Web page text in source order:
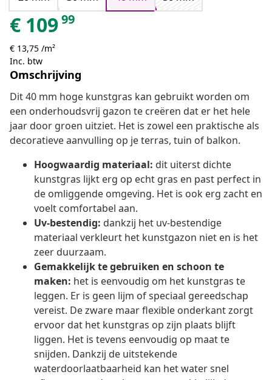
€ 10999
€ 13,75 /m²
Inc. btw
Omschrijving
Dit 40 mm hoge kunstgras kan gebruikt worden om
een onderhoudsvrij gazon te creëren dat er het hele
jaar door groen uitziet. Het is zowel een praktische als
decoratieve aanvulling op je terras, tuin of balkon.
Hoogwaardig materiaal: dit uiterst dichte
kunstgras lijkt erg op echt gras en past perfect in
de omliggende omgeving. Het is ook erg zacht en
voelt comfortabel aan.
Uv-bestendig: dankzij het uv-bestendige
materiaal verkleurt het kunstgazon niet en is het
zeer duurzaam.
Gemakkelijk te gebruiken en schoon te
maken: het is eenvoudig om het kunstgras te
leggen. Er is geen lijm of speciaal gereedschap
vereist. De zware maar flexible onderkant zorgt
ervoor dat het kunstgras op zijn plaats blijft
liggen. Het is tevens eenvoudig op maat te
snijden. Dankzij de uitstekende
waterdoorlaatbaarheid kan het water snel